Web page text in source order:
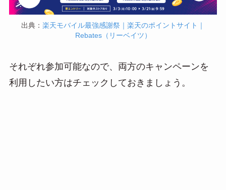
出典： 楽天モバイル最強感謝祭｜楽天のポイントサイト｜
Rebates（リーベイツ）
それぞれ参加可能なので、両方のキャンペーンを
利用したい方はチェックしておきましょう。